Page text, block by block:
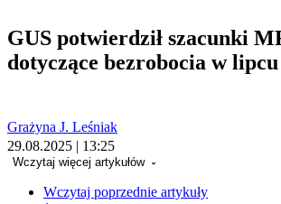
GUS potwierdził szacunki
dotyczące bezrobocia w lipcu
Grażyna J. Leśniak
29.08.2025 | 13:25
Wczytaj więcej artykułów
Wczytaj poprzednie artykuły